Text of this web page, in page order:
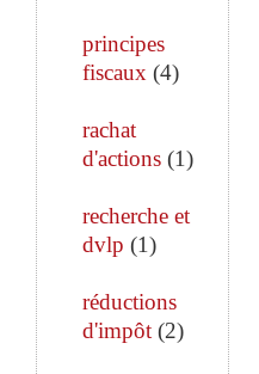
principes
fiscaux (4)
rachat
d'actions (1)
recherche et
dvlp (1)
réductions
d'impôt (2)